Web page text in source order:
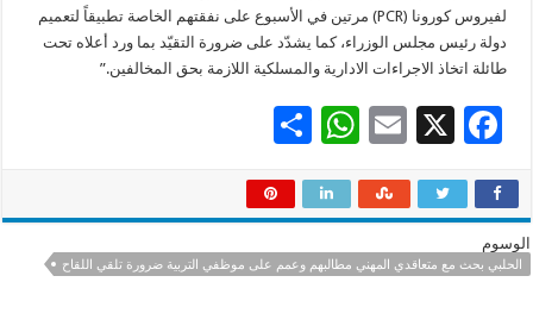
لفيروس كورونا (PCR) مرتين في الأسبوع على نفقتهم الخاصة تطبيقاً لتعميم
دولة رئيس مجلس الوزراء، كما يشدّد على ضرورة التقيّد بما ورد أعلاه تحت
طائلة اتخاذ الاجراءات الادارية والمسلكية اللازمة بحق المخالفين.”
F
e
o
X
E
ai
W
at
p
ar
الوسوم
الحلبي بحث مع متعاقدي المهني مطالبهم وعمم على موظفي التربية ضرورة تلقي اللقاح